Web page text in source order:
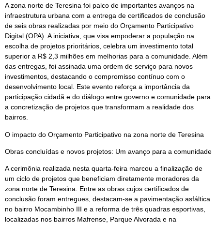
A zona norte de Teresina foi palco de importantes avanços na
infraestrutura urbana com a entrega de certificados de conclusão
de seis obras realizadas por meio do Orçamento Participativo
Digital (OPA). A iniciativa, que visa empoderar a população na
escolha de projetos prioritários, celebra um investimento total
superior a R$ 2,3 milhões em melhorias para a comunidade. Além
das entregas, foi assinada uma ordem de serviço para novos
investimentos, destacando o compromisso contínuo com o
desenvolvimento local. Este evento reforça a importância da
participação cidadã e do diálogo entre governo e comunidade para
a concretização de projetos que transformam a realidade dos
bairros.
O impacto do Orçamento Participativo na zona norte de Teresina
Obras concluídas e novos projetos: Um avanço para a comunidade
A cerimônia realizada nesta quarta-feira marcou a finalização de
um ciclo de projetos que beneficiam diretamente moradores da
zona norte de Teresina. Entre as obras cujos certificados de
conclusão foram entregues, destacam-se a pavimentação asfáltica
no bairro Mocambinho III e a reforma de três quadras esportivas,
localizadas nos bairros Mafrense, Parque Alvorada e na